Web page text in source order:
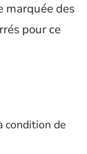
marquée des
pour ce
condition de